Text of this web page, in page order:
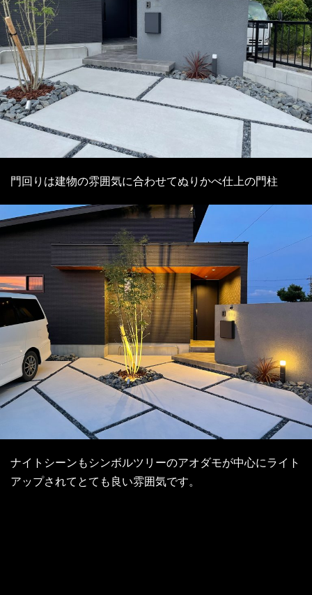
門回りは建物の雰囲気に合わせてぬりかべ仕上の門柱
ナイトシーンもシンボルツリーのアオダモが中心にライト
アップされてとても良い雰囲気です。